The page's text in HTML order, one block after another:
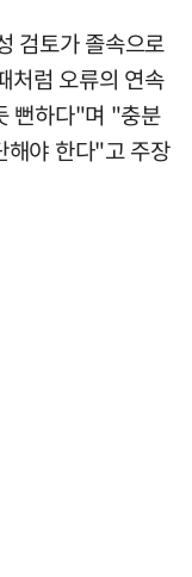
검토가 졸속으로
처럼 오류의 연속
뻔하다"며 "충분
해야 한다"고 주장